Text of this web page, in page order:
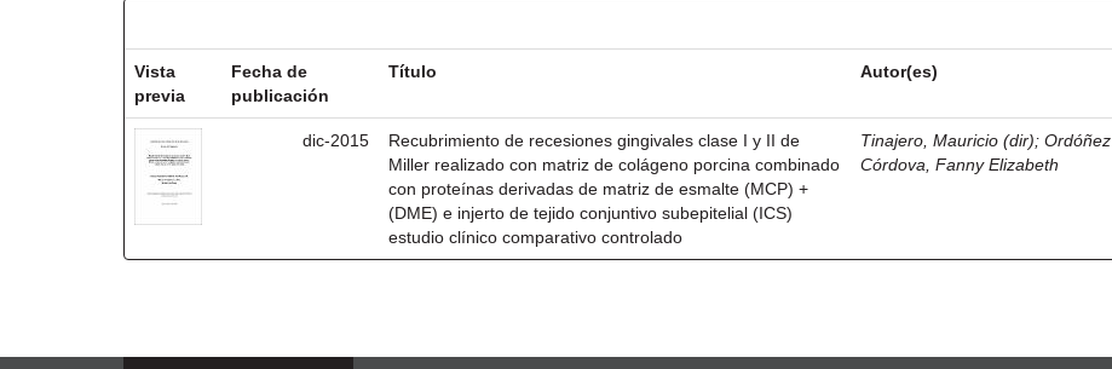
Vista
previa
Fecha de
publicación
Título Autor(es)
dic-2015
Recubrimiento de recesiones gingivales clase I y II de
Miller realizado con matriz de colágeno porcina combinado
con proteínas derivadas de matriz de esmalte (MCP) +
(DME) e injerto de tejido conjuntivo subepitelial (ICS)
estudio clínico comparativo controlado
Tinajero, Mauricio (dir);Ordóñez
Córdova, Fanny Elizabeth